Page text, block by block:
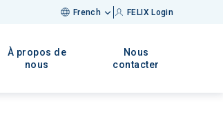
French FELIX Login
À propos de
nous
Nous
contacter